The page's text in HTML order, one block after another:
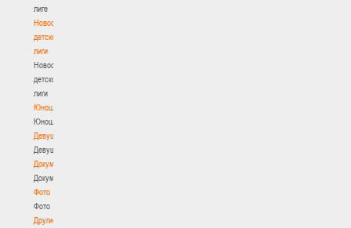
лиге
Новости
детской
лиги
Новости
детской
лиги
Юноши
Юноши
Девушки
Девушки
Документы
Документы
Фото
Фото
Другие